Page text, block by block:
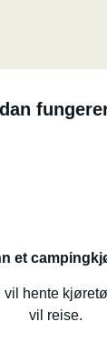
et
vil hente
vil reise.